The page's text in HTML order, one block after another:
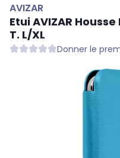
AVIZAR
EtuiAVIZAR
T. L/XL
Donner le